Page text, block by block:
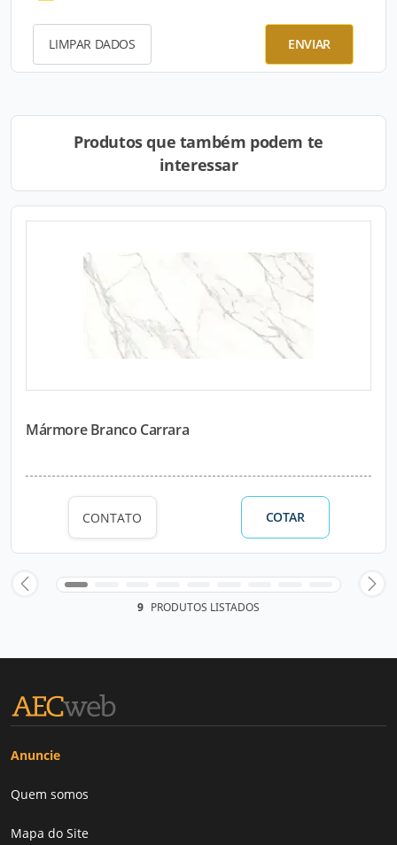
LIMPAR DADOS ENVIAR
Produtos que também podem te
interessar
Mármore Branco Carrara
CONTATO COTAR
9 PRODUTOS LISTADOS
Anuncie
Quem somos
Mapa do Site